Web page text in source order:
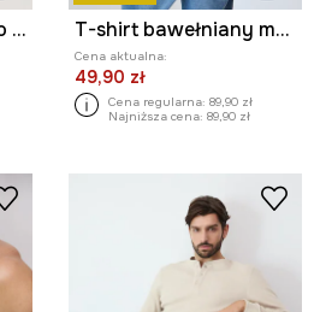
Spodnie męskie chino gładkie T-shirt bawełniany męski z nadrukiem
Cena aktualna:
49,90 zł
Cena regularna: 89,90 zł
Najniższa cena: 89,90 zł